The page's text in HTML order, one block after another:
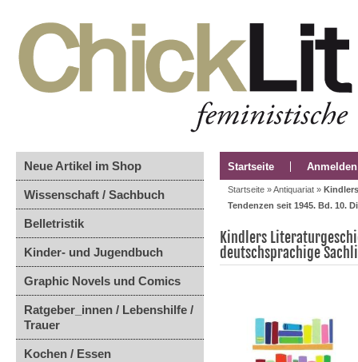
Neue Artikel im Shop
Wissenschaft / Sachbuch
Belletristik
Kinder- und Jugendbuch
Graphic Novels und Comics
Ratgeber_innen / Lebenshilfe /
Trauer
Kochen / Essen
Startseite Anmelden
Startseite »Antiquariat »
Tendenzen seit 1945. Bd. 10.
Kindlers
deutschsprachige